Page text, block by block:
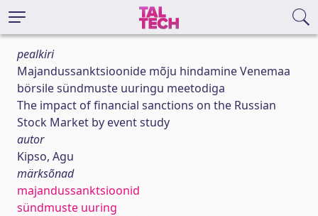
pealkiri
Majandussanktsioonide mõju hindamine Venemaa
börsile sündmuste uuringu meetodiga
The impact of financial sanctions on the Russian
Stock Market by event study
autor
Kipso, Agu
märksõnad
majandussanktsioonid
sündmuste uuring